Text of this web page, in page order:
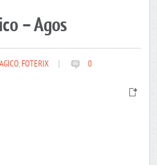
– Agos
,FOTERIX 0